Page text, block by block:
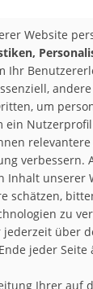
Website
Ihr
um
ein
verbessern.
Inhalt unserer
schätzen,
zu
über
jeder
Ihrer auf